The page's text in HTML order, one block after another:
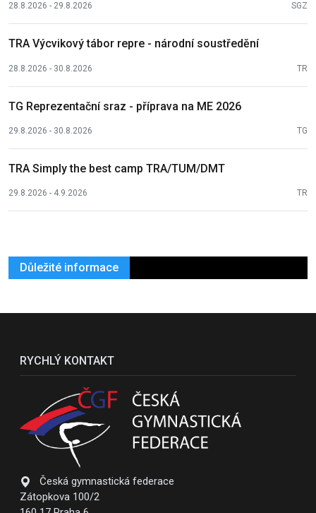
28.8.2026 - 29.8.2026 SGZ
TRA Výcvikový tábor repre - národní soustředění
28.8.2026 - 30.8.2026 TR
TG Reprezentační sraz - příprava na ME 2026
29.8.2026 - 30.8.2026 TG
TRA Simply the best camp TRA/TUM/DMT
29.8.2026 - 4.9.2026 TR
Důležité informace
RYCHLÝ KONTAKT
Česká gymnastická federace
Zátopkova 100/2